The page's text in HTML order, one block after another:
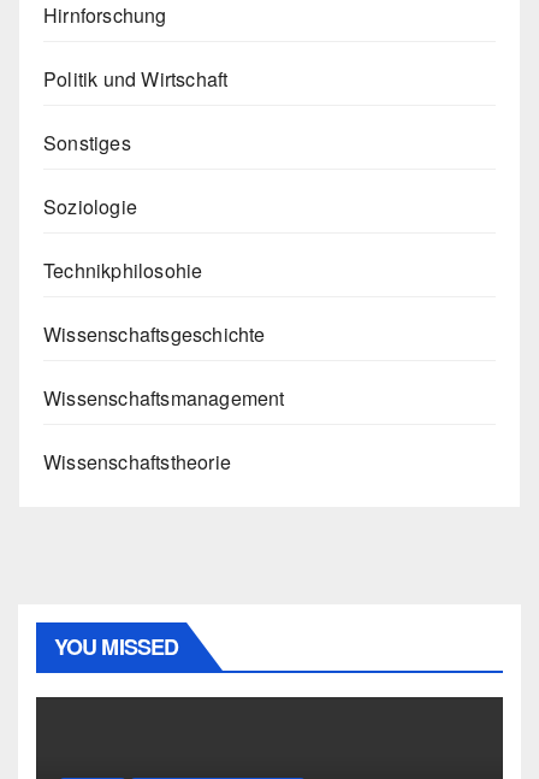
Hirnforschung
Politik und Wirtschaft
Sonstiges
Soziologie
Technikphilosohie
Wissenschaftsgeschichte
Wissenschaftsmanagement
Wissenschaftstheorie
YOU MISSED